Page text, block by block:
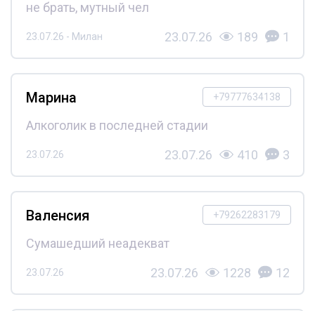
не брать, мутный чел
23.07.26 - Милан 23.07.26 189 1
+79777634138
Марина
Алкоголик в последней стадии
23.07.26 23.07.26 410 3
+79262283179
Валенсия
Сумашедший неадекват
23.07.26 23.07.26 1228 12